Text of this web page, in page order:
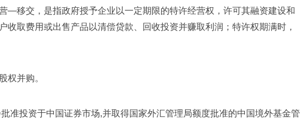
移交，是指政府授予企业以一定期限的特许经营权，许可其融资建设和
收取费用或出售产品以清偿贷款、回收投资并赚取利润；特许权期满时，
权并购。
准投资于中国证券市场,并取得国家外汇管理局额度批准的中国境外基金管